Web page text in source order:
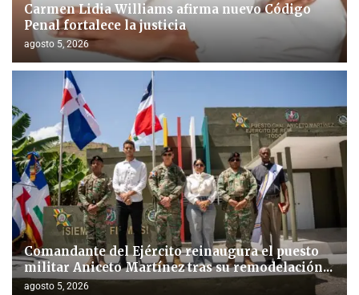
Carmen Lidia Williams afirma nuevo Código
Penal fortalece la justicia
agosto 5, 2026
Comandante del Ejército reinaugura el puesto
militar Aniceto Martínez tras su remodelación...
agosto 5, 2026